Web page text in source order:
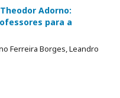
Adorno:
para a
Ferreira Borges, Leandro